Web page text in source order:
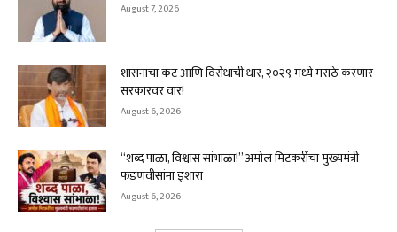
August 7, 2026
शासनाचा कट आणि विरोधाची धार, २०२९ मध्ये मराठे करणार
सरकारवर वार!
August 6, 2026
“शब्द पाळा, विश्वास सांभाळा!” अमोल मिटकरींचा मुख्यमंत्री
फडणवीसांना इशारा
August 6, 2026